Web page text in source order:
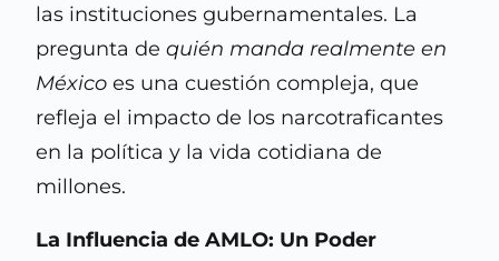
las instituciones gubernamentales. La
pregunta dequién manda realmente en
México es una cuestión compleja, que
refleja el impacto de los narcotraficantes
en la política y la vida cotidiana de
millones.
La Influencia de AMLO: Un Poder